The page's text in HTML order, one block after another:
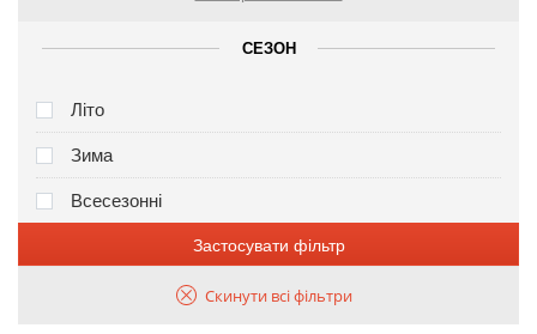
СЕЗОН
Літо
Зима
Всесезонні
Застосувати фільтр
Скинути всі фільтри